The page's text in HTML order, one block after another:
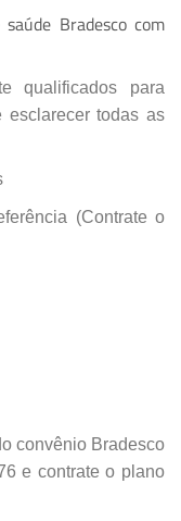
Bradesco com
qualificados para
esclarecer todas as
(Contrate o
convênio Bradesco
e contrate o plano